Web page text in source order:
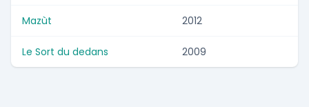
Mazùt 2012
Le Sort du dedans 2009